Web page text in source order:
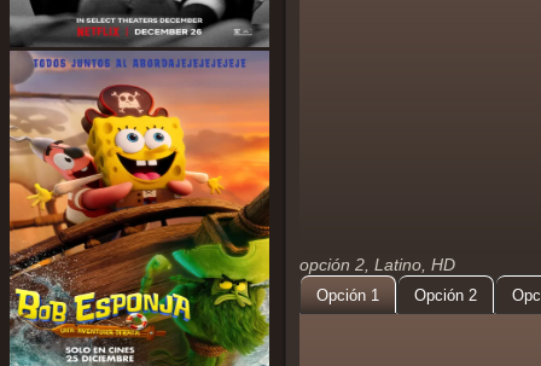
opción 2, Latino, HD
Opción 1 Opción 2